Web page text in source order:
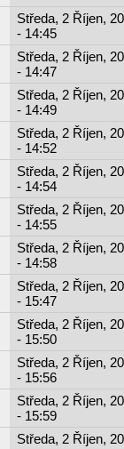
Středa, 2 Říjen,
- 14:45
Středa, 2 Říjen,
- 14:47
Středa, 2 Říjen,
- 14:49
Středa, 2 Říjen,
- 14:52
Středa, 2 Říjen,
- 14:54
Středa, 2 Říjen,
- 14:55
Středa, 2 Říjen,
- 14:58
Středa, 2 Říjen,
- 15:47
Středa, 2 Říjen,
- 15:50
Středa, 2 Říjen,
- 15:56
Středa, 2 Říjen,
- 15:59
Středa, 2 Říjen,